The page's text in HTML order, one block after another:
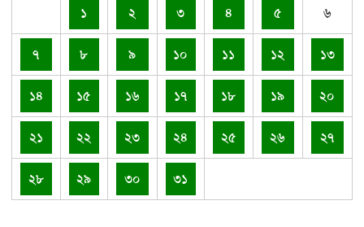
১ ২ ৩ ৪ ৫ ৬
৭ ৮ ৯ ১০ ১১ ১২ ১৩
১৪ ১৫ ১৬ ১৭ ১৮ ১৯ ২০
২১ ২২ ২৩ ২৪ ২৫ ২৬ ২৭
২৮ ২৯ ৩০ ৩১